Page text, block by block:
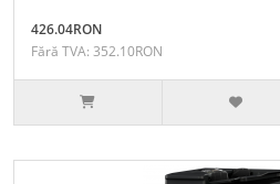
426.04RON
Fără TVA: 352.10RON